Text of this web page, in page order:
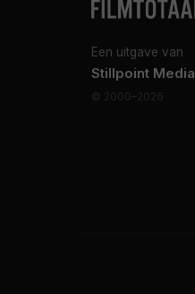
Een uitgave van
Stillpoint Media
© 2000–2026